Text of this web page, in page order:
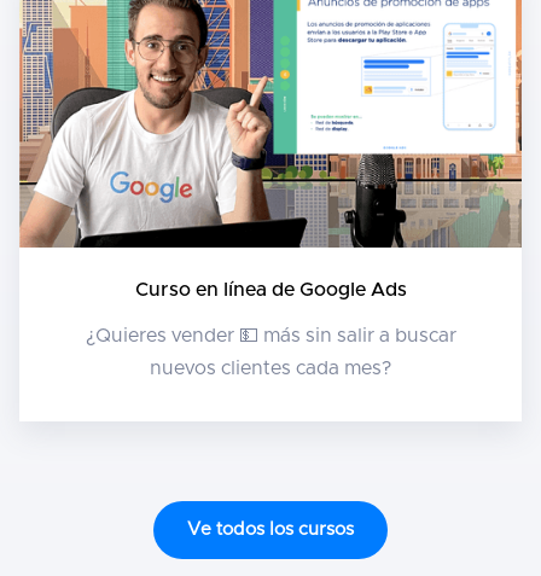
Curso en línea de Google Ads
¿Quieres vender 💵 más sin salir a buscar
nuevos clientes cada mes?
Ve todos los cursos